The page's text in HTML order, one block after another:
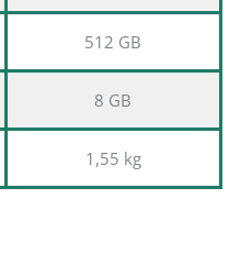
512 GB
8 GB
1,55 kg